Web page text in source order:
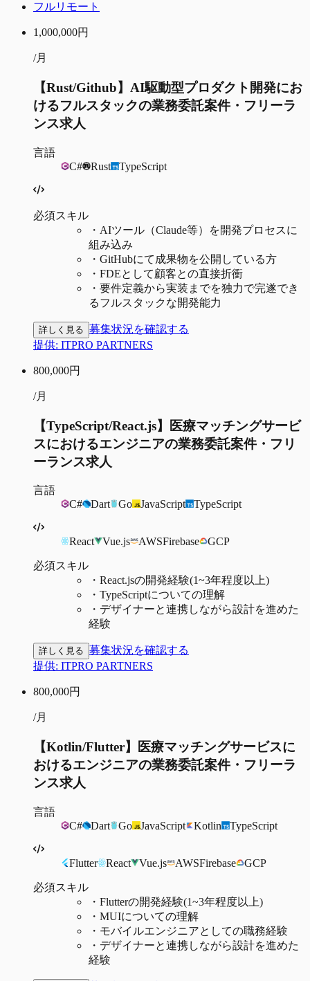
フルリモート
1,000,000円
/月
【Rust/Github】AI駆動型プロダクト開発にお
けるフルスタックの業務委託案件・フリーラ
ンス求人
言語
C#
Rust TypeScript
必須スキル
・ AIツール（Claude等）を開発プロセスに
組み込み
・ GitHubにて成果物を公開している方
・ FDEとして顧客との直接折衝
・ 要件定義から実装までを独力で完遂でき
るフルスタックな開発能力
詳しく見る 募集状況を確認する
提供: ITPRO PARTNERS
800,000円
/月
【TypeScript/React.js】医療マッチングサービ
スにおけるエンジニアの業務委託案件・フリ
ーランス求人
言語
C#
Dart Go JavaScript TypeScript
React Vue.js AWSFirebase GCP
必須スキル
・ React.jsの開発経験(1~3年程度以上)
・ TypeScriptについての理解
・ デザイナーと連携しながら設計を進めた
経験
詳しく見る 募集状況を確認する
提供: ITPRO PARTNERS
800,000円
/月
【Kotlin/Flutter】医療マッチングサービスに
おけるエンジニアの業務委託案件・フリーラ
ンス求人
言語
C#
Dart Go JavaScript Kotlin TypeScript
Flutter React Vue.js AWSFirebase GCP
必須スキル
・ Flutterの開発経験(1~3年程度以上)
・ MUIについての理解
・ モバイルエンジニアとしての職務経験
・ デザイナーと連携しながら設計を進めた
経験